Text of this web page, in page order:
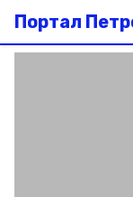
Портал